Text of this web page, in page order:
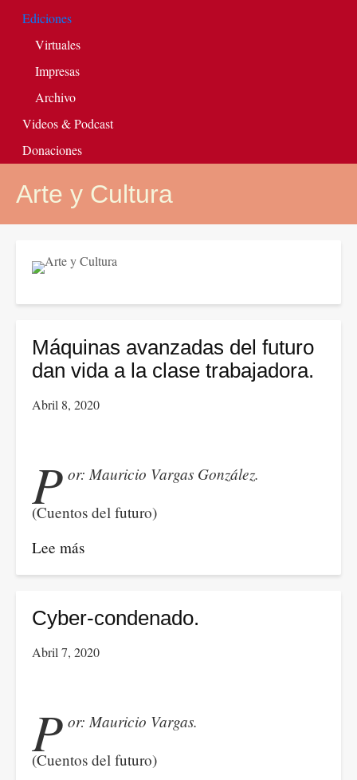
Ediciones
Virtuales
Impresas
Archivo
Videos & Podcast
Donaciones
Arte y Cultura
Máquinas avanzadas del futuro
dan vida a la clase trabajadora.
Abril 8, 2020
P or: Mauricio Vargas González.
(Cuentos del futuro)
Lee más
Máquinas
del
dan
la
trabajadora.
Cyber-condenado.
Abril 7, 2020
P or: Mauricio Vargas.
(Cuentos del futuro)